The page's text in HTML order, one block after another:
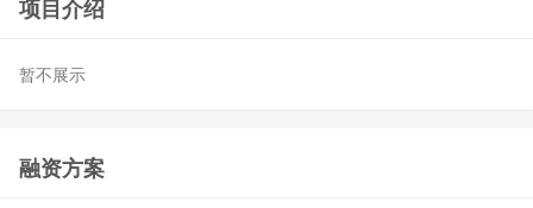
项目介绍
暂不展示
融资方案